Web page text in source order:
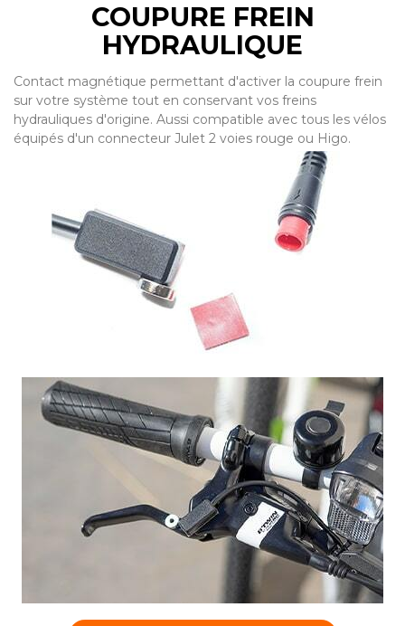
COUPURE FREIN
HYDRAULIQUE
Contact magnétique permettant d'activer la coupure frein
sur votre système tout en conservant vos freins
hydrauliques d'origine. Aussi compatible avec tous les vélos
équipés d'un connecteur Julet 2 voies rouge ou Higo.